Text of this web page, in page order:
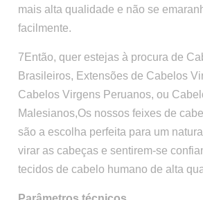
mais alta qualidade e não se
facilmente.
7Então, quer estejas à procura de
Brasileiros, Extensões de Cabelos
Cabelos Virgens Peruanos, ou
Malesianos,Os nossos feixes de
são a escolha perfeita para um
virar as cabeças e sentirem-se
tecidos de cabelo humano de alta